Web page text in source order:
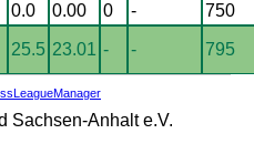
0.0 0.00 0 - 750
25.5 23.01 - - 795
Sachsen-Anhalt e.V.